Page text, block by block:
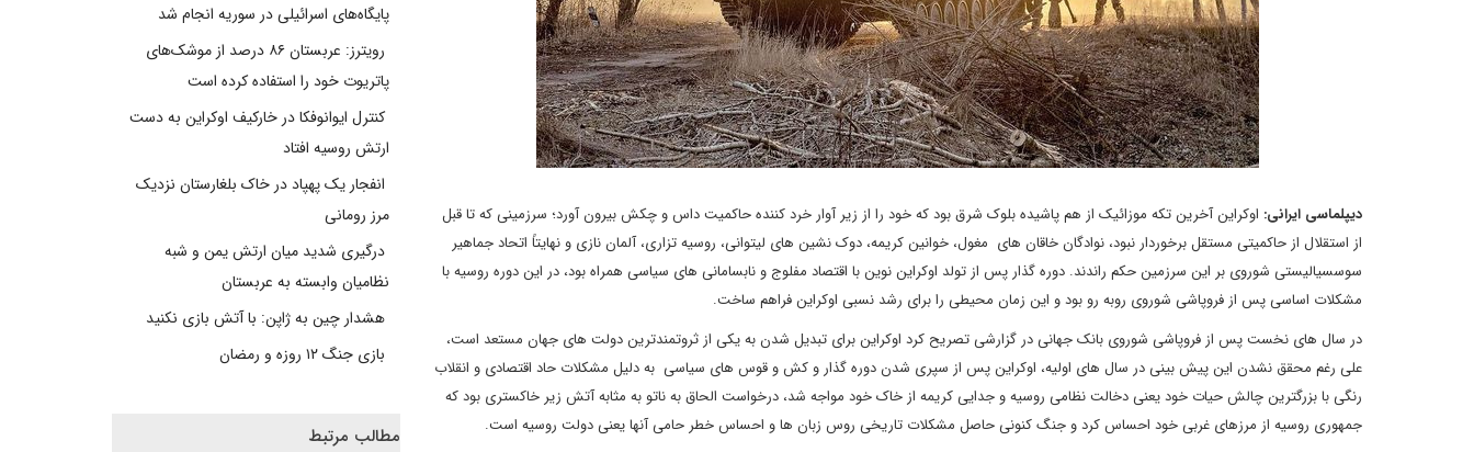
دیپلماسی ایرانی: اوکراین آخرین تکه موزائیک از هم پاشیده بلوک شرق بود که خود را از زیر آوار خرد کننده حاکمیت داس و چکش بیرون آورد؛ سرزمینی که تا قبل
از استقلال از حاکمیتی مستقل برخوردار نبود، نوادگان خاقان های مغول، خوانین کریمه، دوک نشین های لیتوانی، روسیه تزاری، آلمان نازی و نهایتاً اتحاد جماهیر
سوسسیالیستی شوروی بر این سرزمین حکم راندند. دوره گذار پس از تولد اوکراین نوین با اقتصاد مفلوج و نابسامانی های سیاسی همراه بود، در این دوره روسیه با
مشکلات اساسی پس از فروپاشی شوروی روبه رو بود و این زمان محیطی را برای رشد نسبی اوکراین فراهم ساخت.
در سال های نخست پس از فروپاشی شوروی بانک جهانی در گزارشی تصریح کرد اوکراین برای تبدیل شدن به یکی از ثروتمندترین دولت های جهان مستعد است،
علی رغم محقق نشدن این پیش بینی در سال های اولیه، اوکراین پس از سپری شدن دوره گذار و کش و قوس های سیاسی به دلیل مشکلات حاد اقتصادی و انقلاب
رنگی با بزرگترین چالش حیات خود یعنی دخالت نظامی روسیه و جدایی کریمه از خاک خود مواجه شد، درخواست الحاق به ناتو به مثابه آتش زیر خاکستری بود که
جمهوری روسیه از مرزهای غربی خود احساس کرد و جنگ کنونی حاصل مشکلات تاریخی روس زبان ها و احساس خطر حامی آنها یعنی دولت روسیه است.
پایگاه‌های اسرائیلی در سوریه انجام شد
رویترز: عربستان ۸۶ درصد از موشک‌های
پاتریوت خود را استفاده کرده است
کنترل ایوانوفکا در خارکیف اوکراین به دست
ارتش روسیه افتاد
انفجار یک پهپاد در خاک بلغارستان نزدیک
مرز رومانی
درگیری شدید میان ارتش یمن و شبه
نظامیان وابسته به عربستان
هشدار چین به ژاپن: با آتش بازی نکنید
بازی جنگ ۱۲ روزه و رمضان
مطالب مرتبط